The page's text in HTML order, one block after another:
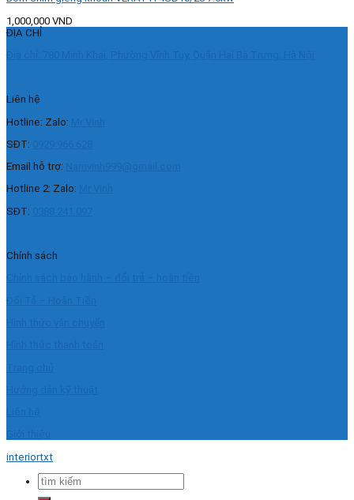
1,000,000 VND
ĐỊA CHỈ
Liên hệ
Hotline: Zalo:
SĐT:
Email hỗ trợ:
Hotline 2: Zalo:
SĐT:
Chính sách
interiortxt
Tìm
kiếm: